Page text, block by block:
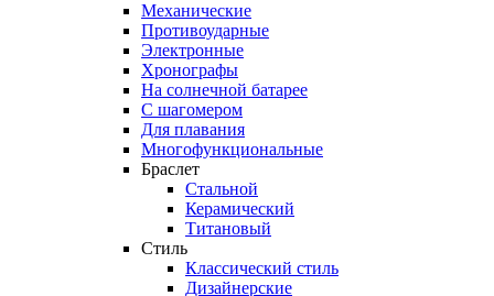
Механические
Противоударные
Электронные
Хронографы
На солнечной батарее
С шагомером
Для плавания
Многофункциональные
Браслет
Стальной
Керамический
Титановый
Стиль
Классический стиль
Дизайнерские